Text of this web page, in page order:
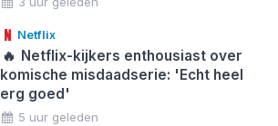
Netflix
🔥 Netflix-kijkers enthousiast over
komische misdaadserie: 'Echt heel
erg goed'
5 uur geleden